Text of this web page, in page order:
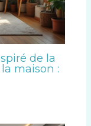
de la
maison :